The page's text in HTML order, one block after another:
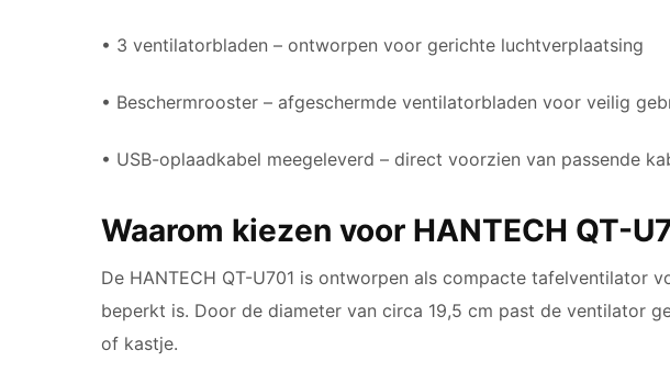
• 3 ventilatorbladen – ontworpen voor gerichte luchtverplaatsing
• Beschermrooster – afgeschermde ventilatorbladen voor veilig
• USB-oplaadkabel meegeleverd – direct voorzien van passende
Waarom kiezen voor HANTECH QT-
De HANTECH QT-U701 is ontworpen als compacte tafelventilator
beperkt is. Door de diameter van circa 19,5 cm past de ventilator
of kastje.